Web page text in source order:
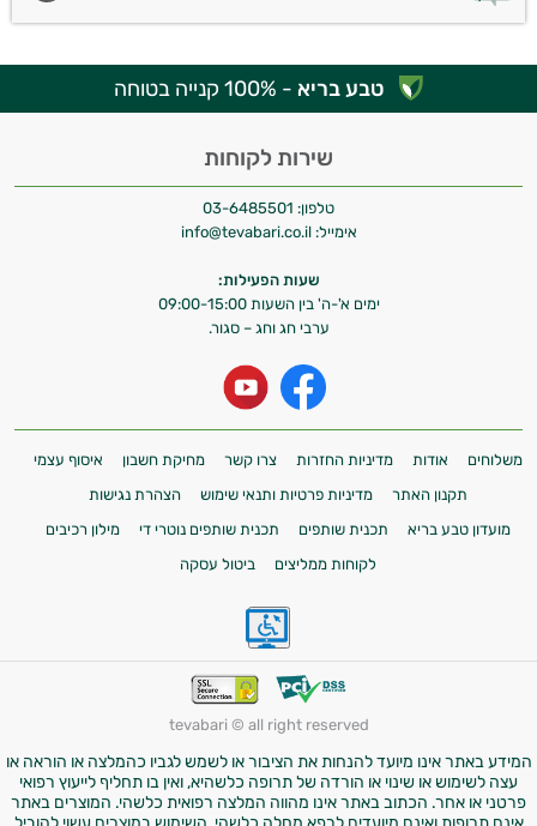
טבע בריא - 100% קנייה בטוחה
שירות לקוחות
טלפון: 03-6485501
אימייל: info@tevabari.co.il
שעות הפעילות:
ימים א'-ה' בין השעות 09:00-15:00
ערבי חג וחג – סגור.
משלוחים אודות מדיניות החזרות צרו קשר מחיקת חשבון
איסוף עצמי
תקנון האתר
מדיניות פרטיות ותנאי שימוש
הצהרת נגישות
מועדון טבע בריא
תכנית שותפים תכנית שותפים נוטרי די
מילון רכיבים
לקוחות ממליצים
ביטול עסקה
tevabari © all right reserved
המידע באתר אינו מיועד להנחות את הציבור או לשמש לגביו כהמלצה או הוראה או
עצה לשימוש או שינוי או הורדה של תרופה כלשהיא, ואין בו תחליף לייעוץ רפואי
פרטני או אחר. הכתוב באתר אינו מהווה המלצה רפואית כלשהי. המוצרים באתר